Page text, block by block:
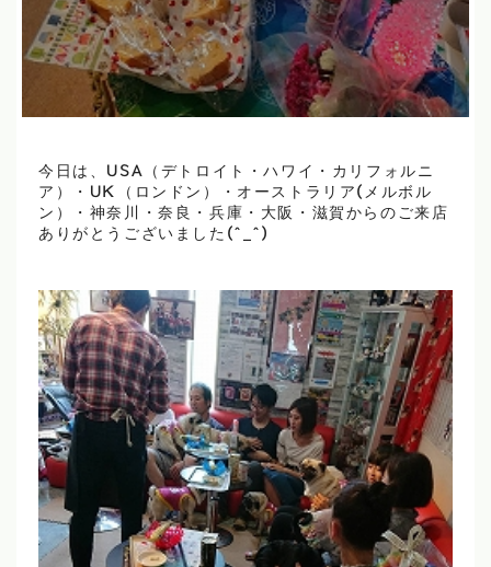
今日は、USA（デトロイト・ハワイ・カリフォルニ
ア）・UK（ロンドン）・オーストラリア(メルボル
ン）・神奈川・奈良・兵庫・大阪・滋賀からのご来店
ありがとうございました(^_^)